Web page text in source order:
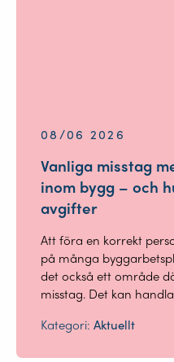
08/06 2026
Vanliga misstag
inom bygg – och
avgifter
Att föra en korrekt
på många
det också ett område
misstag. Det kan
Kategori:Aktuellt